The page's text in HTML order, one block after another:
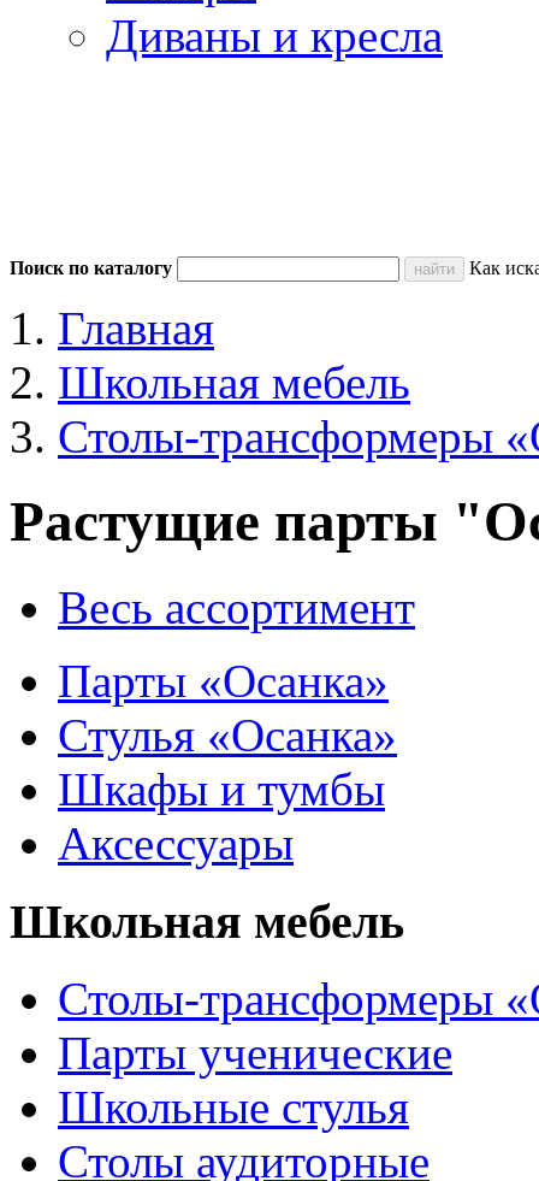
Диваны и кресла
Поиск по каталогу Как
Главная
Школьная мебель
Столы-трансформеры
Растущие парты
Весь ассортимент
Парты «Осанка»
Стулья «Осанка»
Шкафы и тумбы
Аксессуары
Школьная мебель
Столы-трансформеры
Парты ученические
Школьные стулья
Столы аудиторные